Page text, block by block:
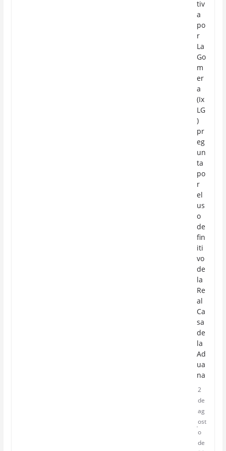
tiv
a
po
r
La
Go
m
er
a
(Ix
LG
)
pr
eg
un
ta
po
r
el
us
o
de
fin
iti
vo
de
la
Re
al
Ca
sa
de
la
Ad
ua
na
2
de
ag
ost
o
de